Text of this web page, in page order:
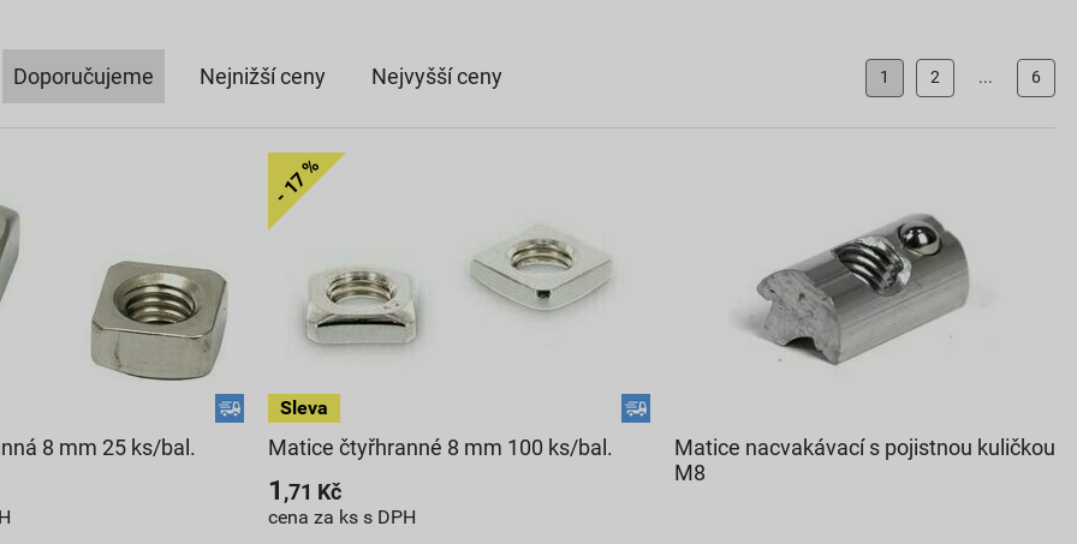
Doporučujeme Nejnižší ceny Nejvyšší ceny 1 2 ... 6
8 mm 25 ks/bal. Matice čtyřhranné 8 mm 100 ks/bal.
1 ,71 Kč
cena za ks s DPH
Matice nacvakávací s pojistnou kuličkou
M8